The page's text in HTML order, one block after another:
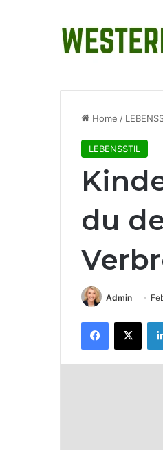
Breaking News
Home /
LEBENSSTIL
du
Admin
Facebook
X